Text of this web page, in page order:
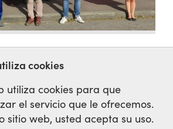
Internacional
cookies
utiliza cookies para que
el servicio que le ofrecemos.
sitio web, usted acepta su uso.